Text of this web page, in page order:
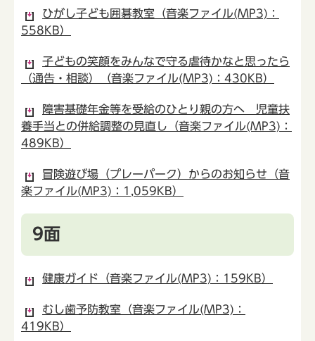
ひがし子ども囲碁教室（音楽ファイル(MP3)：
558KB）
子どもの笑顔をみんなで守る虐待かなと思ったら
（通告・相談）（音楽ファイル(MP3)：430KB）
障害基礎年金等を受給のひとり親の方へ 児童扶
養手当との併給調整の見直し（音楽ファイル(MP3)：
489KB）
冒険遊び場（プレーパーク）からのお知らせ（音
楽ファイル(MP3)：1,059KB）
9面
健康ガイド（音楽ファイル(MP3)：159KB）
むし歯予防教室（音楽ファイル(MP3)：
419KB）